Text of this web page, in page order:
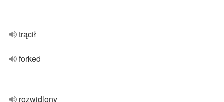
trącił
forked
rozwidlony